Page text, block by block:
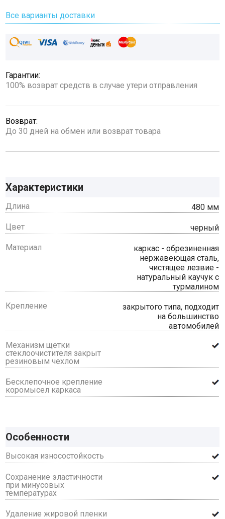
Все варианты доставки
Гарантии:
100% возврат средств в случае утери отправления
Возврат:
До 30 дней на обмен или возврат товара
Характеристики
Длина 480 мм
Цвет черный
Материал
каркас - обрезиненная
нержавеющая сталь,
чистящее лезвие -
натуральный каучук с
турмалином
Крепление
закрытого типа, подходит
на большинство
автомобилей
Механизм щетки
стеклоочистителя закрыт
резиновым чехлом
Бесклепочное крепление
коромысел каркаса
Особенности
Высокая износостойкость
Сохранение эластичности
при минусовых
температурах
Удаление жировой пленки